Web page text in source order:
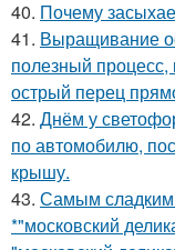
40. Почему
41. Выращивание
полезный процесс,
острый перец
42. Днём у
по автомобилю,
крышу.
43. Самым сладким
*"московский